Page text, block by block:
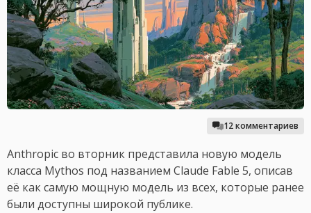
12 комментариев
Anthropic во вторник представила новую модель
класса Mythos под названием Claude Fable 5, описав
её как самую мощную модель из всех, которые ранее
были доступны широкой публике.